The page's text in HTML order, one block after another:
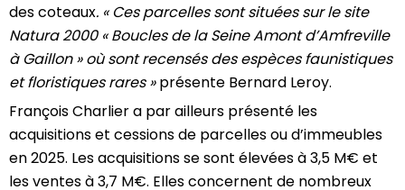
des coteaux. « Ces parcelles sont situées sur le site
Natura 2000 « Boucles de la Seine Amont d’Amfreville
à Gaillon » où sont recensés des espèces faunistiques
et floristiques rares »présente Bernard Leroy.
François Charlier a par ailleurs présenté les
acquisitions et cessions de parcelles ou d’immeubles
en 2025. Les acquisitions se sont élevées à 3,5 M€ et
les ventes à 3,7 M€. Elles concernent de nombreux